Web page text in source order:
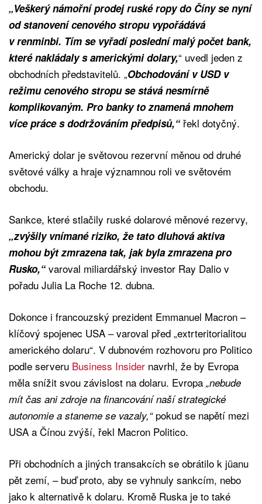
„Veškerý námořní prodej ruské ropy do Číny se nyní
od stanovení cenového stropu vypořádává
v renminbi. Tím se vyřadí poslední malý počet bank,
které nakládaly s americkými dolary,“ uvedl jeden z
obchodních představitelů. „Obchodování v USD v
režimu cenového stropu se stává nesmírně
komplikovaným. Pro banky to znamená mnohem
více práce s dodržováním předpisů,“řekl dotyčný.
Americký dolar je světovou rezervní měnou od druhé
světové války a hraje významnou roli ve světovém
obchodu.
Sankce, které stlačily ruské dolarové měnové rezervy,
„zvýšily vnímané riziko, že tato dluhová aktiva
mohou být zmrazena tak, jak byla zmrazena pro
Rusko,“varoval miliardářský investor Ray Dalio v
pořadu Julia La Roche 12. dubna.
Dokonce i francouzský prezident Emmanuel Macron –
klíčový spojenec USA – varoval před „extrteritorialitou
amerického dolaru“. V dubnovém rozhovoru pro Politico
podle serveru Business Insider navrhl, že by Evropa
měla snížit svou závislost na dolaru. Evropa „nebude
mít čas ani zdroje na financování naší strategické
autonomie a staneme se vazaly,“pokud se napětí mezi
USA a Čínou zvýší, řekl Macron Politico.
Při obchodních a jiných transakcích se obrátilo k jüanu
pět zemí, – buď proto, aby se vyhnuly sankcím, nebo
jako k alternativě k dolaru. Kromě Ruska je to také